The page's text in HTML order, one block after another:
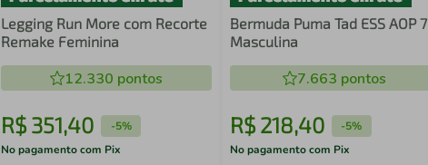
Legging Run More com Recorte
Remake Feminina
12.330 pontos
R$351,40 -5%
No pagamento com Pix
Bermuda Puma Tad ESS AOP 7
Masculina
7.663 pontos
R$ 218,40 -5%
No pagamento com Pix